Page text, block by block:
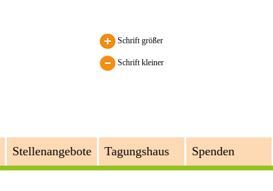
Schrift größer
Schrift kleiner
Stellenangebote Tagungshaus Spenden